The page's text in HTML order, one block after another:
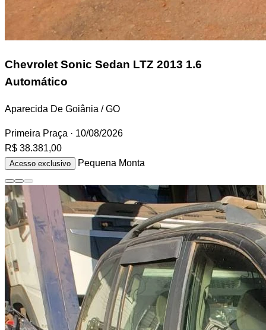
Chevrolet Sonic Sedan LTZ 2013 1.6
Automático
Aparecida De Goiânia / GO
Primeira Praça · 10/08/2026
R$ 38.381,00
Acesso exclusivo Pequena Monta